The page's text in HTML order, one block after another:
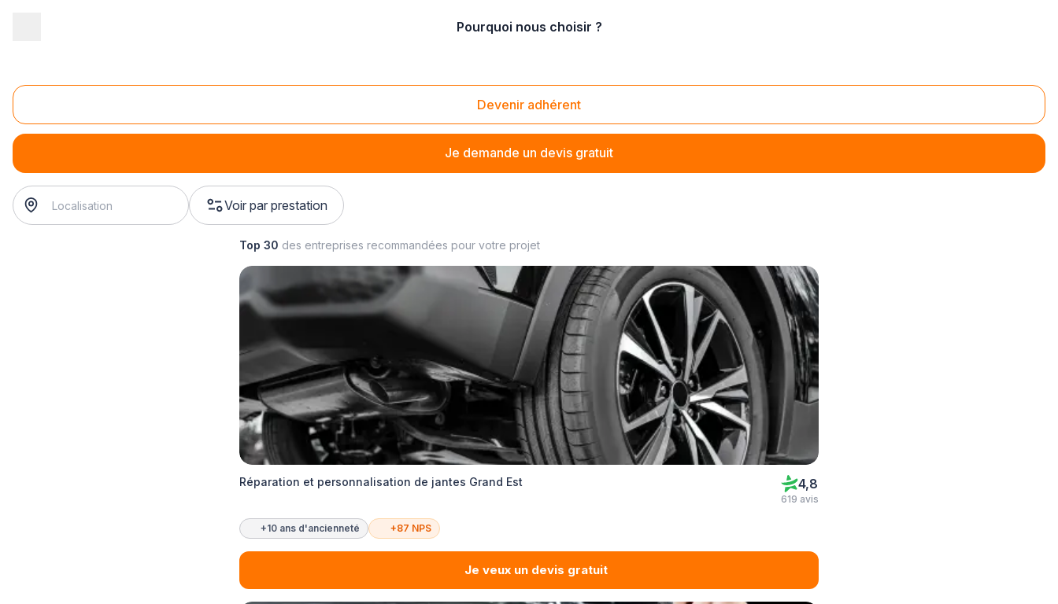
Pourquoi nous choisir ?
Devenir adhérent
Je demande un devis gratuit
Pneumatiques utilitaire
pneumatiques utilitaire
Voir par prestation
Top 30 des entreprises recommandées pour votre projet
Réparation et personnalisation de jantes Grand Est 4,8
619 avis
+10 ans d'ancienneté +87 NPS
Je veux un devis gratuit